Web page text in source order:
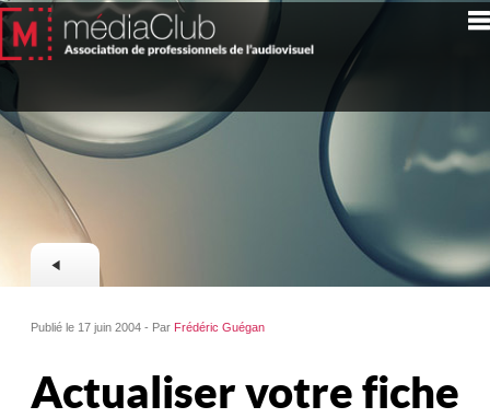
Publié le 17 juin 2004 - Par Frédéric Guégan
Actualiser votre fiche